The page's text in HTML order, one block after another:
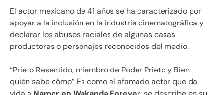
El actor mexicano de 41 años se ha caracterizado por
apoyar a la inclusión en la industria cinematográfica y
declarar los abusos raciales de algunas casas
productoras o personajes reconocidos del medio.
“Prieto Resentido, miembro de Poder Prieto y Bien
quién sabe cómo” Es como el afamado actor que da